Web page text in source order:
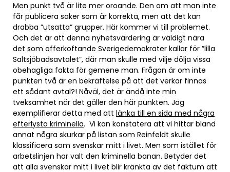
Men punkt två är lite mer oroande. Den om att man inte
får publicera saker som är korrekta, men att det kan
drabba ”utsatta” grupper. Här kommer vi till problemet.
Och det är att denna nyhetsvärdering är väldigt nära
det som offerkoftande Sverigedemokrater kallar för ”lilla
Saltsjöbadsavtalet”, där man skulle med vilje dölja vissa
obehagliga fakta för gemene man. Frågan är om inte
punkten två är en bekräftelse på att det verkar finnas
ett sådant avtal?! Nåväl, det är ändå inte min
tveksamhet när det gäller den här punkten. Jag
exemplifierar detta med att länka till en sida med några
efterlysta kriminella. Vi kan konstatera att vi hittar bland
annat några skurkar på listan som Reinfeldt skulle
klassificera som svenskar mitt i livet. Men som istället för
arbetslinjen har valt den kriminella banan. Betyder det
att alla svenskar mitt i livet blir kränkta av det faktum att